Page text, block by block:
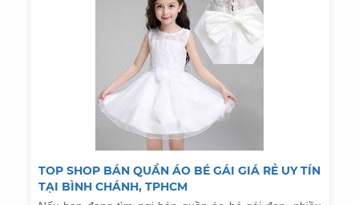
TOP SHOP BÁN QUẦN ÁO BÉ GÁI GIÁ RẺ UY TÍN
TẠI BÌNH CHÁNH, TPHCM